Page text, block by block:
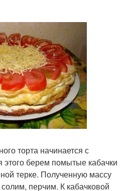
торта начинается с
этого берем помытые кабачки
терке. Полученную массу
перчим. К кабачковой